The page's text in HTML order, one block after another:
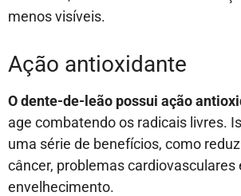
menos visíveis.
Ação antioxidante
O dente-de-leão possui ação
age combatendo os radicais livres.
uma série de benefícios, como
câncer, problemas
envelhecimento.